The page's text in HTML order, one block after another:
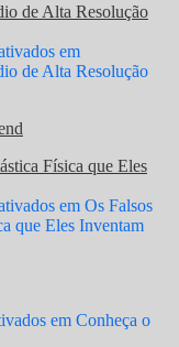
de Alta Resolução
em
de Alta Resolução
Física que Eles
em Os Falsos
que Eles Inventam
em Conheça o